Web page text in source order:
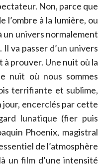
Non, parce que
à la lumière, ou
un univers normalement
va passer d’un univers
prouver. Une nuit où la
nuit où nous sommes
terrifiante et sublime,
encerclés par cette
lunatique (fier puis
Phoenix, magistral
de l’atmosphère
un film d’une intensité